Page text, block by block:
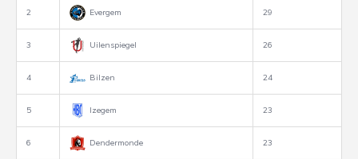
2 Evergem 29
3 Uilenspiegel 26
4 Bilzen 24
5 Izegem 23
6 Dendermonde 23